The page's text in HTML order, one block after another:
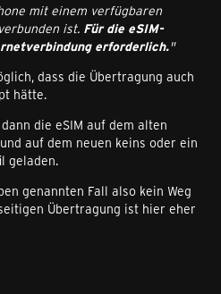
mit einem verfügbaren
ist. Für die eSIM-
erforderlich."
dass die Übertragung auch
hätte.
die eSIM auf dem alten
auf dem neuen keins oder ein
geladen.
genannten Fall also kein Weg
Übertragung ist hier eher